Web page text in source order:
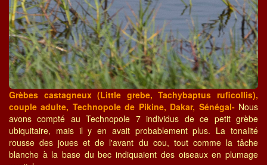
Grèbes castagneux (Little grebe, Tachybaptus ruficollis),
couple adulte, Technopole de Pikine, Dakar, Sénégal-Nous
avons compté au Technopole 7 individus de ce petit grèbe
ubiquitaire, mais il y en avait probablement plus. La tonalité
rousse des joues et de l'avant du cou, tout comme la tâche
blanche à la base du bec indiquaient des oiseaux en plumage